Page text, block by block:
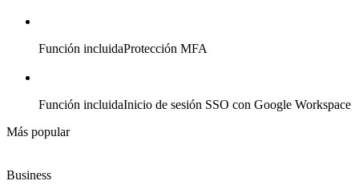
Función incluidaProtección MFA
Función incluidaInicio de sesión SSO con Google Workspace
Más popular
Business